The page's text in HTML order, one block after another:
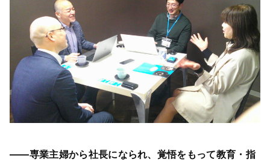
――専業主婦から社長になられ、覚悟をもって教育・指